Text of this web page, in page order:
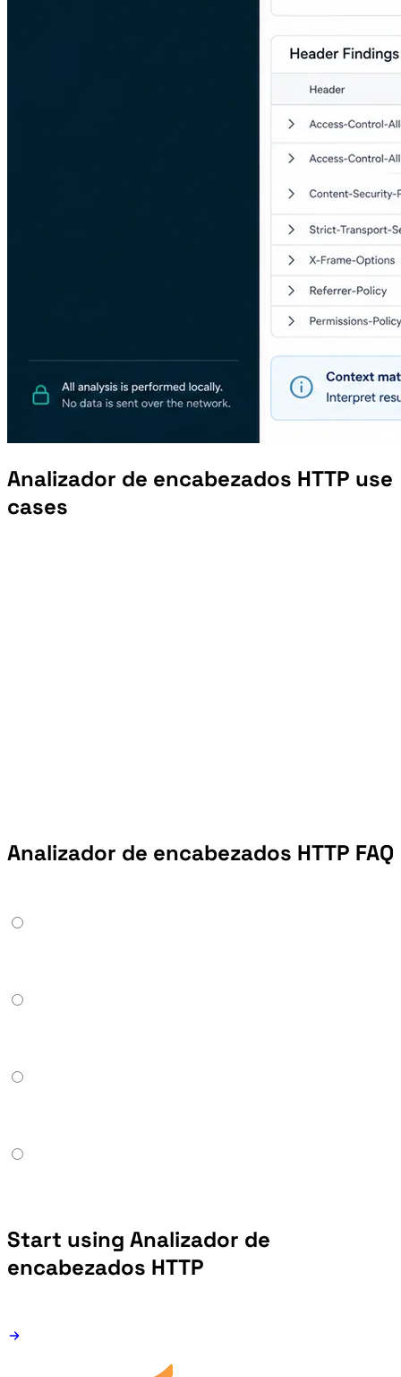
Analizador de encabezados HTTP use
cases
Analizador de encabezados HTTP FAQ
Start using Analizador de
encabezados HTTP